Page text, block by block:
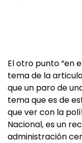
El otro punto “en
tema de la
que un paro de
tema que es de
que ver con la
Nacional, es un
administración